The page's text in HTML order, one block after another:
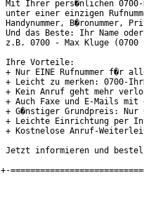
Mit Ihrer pers�nlichen 0700-
unter einer einzigen
Handynummer, B�ronummer,
Und das Beste: Ihr Name oder
z.B. 0700 - Max Kluge (0700
Ihre Vorteile:
+ Nur EINE Rufnummer f�r
+ Leicht zu merken: 0700-
+ Kein Anruf geht mehr
+ Auch Faxe und E-Mails mit
+ G�nstiger Grundpreis: Nur
+ Leichte Einrichtung per
+ Kostnelose Anruf-
Jetzt informieren und
+-